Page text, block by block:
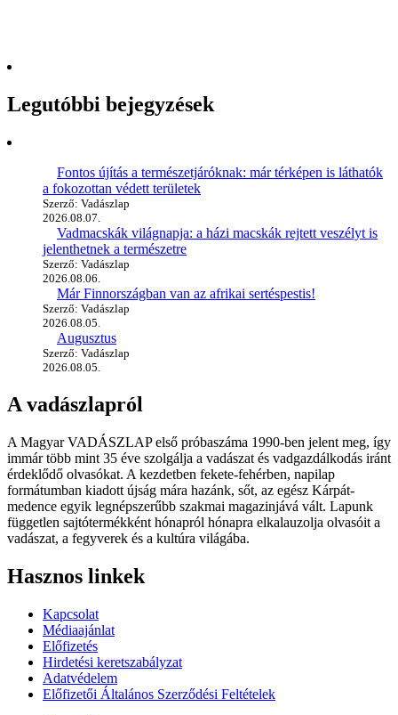
Legutóbbi bejegyzések
Fontos újítás a természetjáróknak: már térképen is láthatók
a fokozottan védett területek
Szerző: Vadászlap
2026.08.07.
Vadmacskák világnapja: a házi macskák rejtett veszélyt is
jelenthetnek a természetre
Szerző: Vadászlap
2026.08.06.
Már Finnországban van az afrikai sertéspestis!
Szerző: Vadászlap
2026.08.05.
Augusztus
Szerző: Vadászlap
2026.08.05.
A vadászlapról
A Magyar VADÁSZLAP első próbaszáma 1990-ben jelent meg, így
immár több mint 35 éve szolgálja a vadászat és vadgazdálkodás iránt
érdeklődő olvasókat. A kezdetben fekete-fehérben, napilap
formátumban kiadott újság mára hazánk, sőt, az egész Kárpát-
medence egyik legnépszerűbb szakmai magazinjává vált. Lapunk
független sajtótermékként hónapról hónapra elkalauzolja olvasóit a
vadászat, a fegyverek és a kultúra világába.
Hasznos linkek
Kapcsolat
Médiaajánlat
Előfizetés
Hirdetési keretszabályzat
Adatvédelem
Előfizetői Általános Szerződési Feltételek